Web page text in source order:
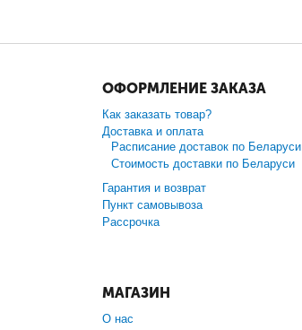
ОФОРМЛЕНИЕ ЗАКАЗА
Как заказать товар?
Доставка и оплата
Расписание доставок по Беларуси
Стоимость доставки по Беларуси
Гарантия и возврат
Пункт самовывоза
Рассрочка
МАГАЗИН
О нас